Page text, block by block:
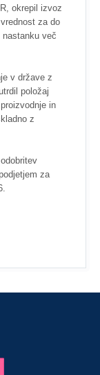
okrepil izvoz
za do
nastanku več
v države z
položaj
in
z
za